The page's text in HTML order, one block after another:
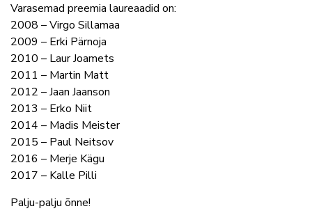
Varasemad preemia laureaadid on:
2008 – Virgo Sillamaa
2009 – Erki Pärnoja
2010 – Laur Joamets
2011 – Martin Matt
2012 – Jaan Jaanson
2013 – Erko Niit
2014 – Madis Meister
2015 – Paul Neitsov
2016 – Merje Kägu
2017 – Kalle Pilli
Palju-palju õnne!